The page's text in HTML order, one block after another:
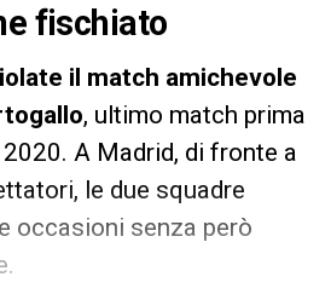
fischiato
il match amichevole
, ultimo match prima
2020. A Madrid, di fronte a
le due squadre
occasioni senza però